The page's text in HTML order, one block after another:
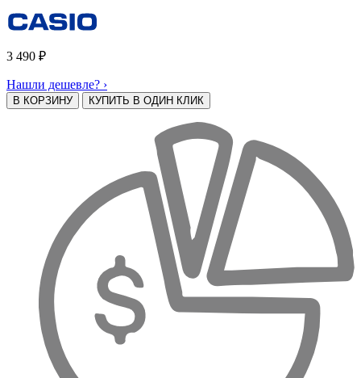
3 490 ₽
Нашли дешевле? ›
В КОРЗИНУ КУПИТЬ В ОДИН КЛИК